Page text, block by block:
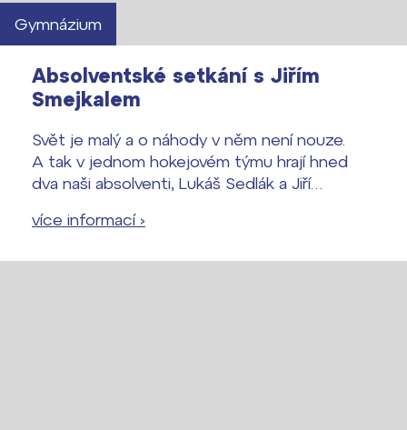
Gymnázium
Absolventské setkání s Jiřím
Smejkalem
Svět je malý a o náhody v něm není nouze.
A tak v jednom hokejovém týmu hrají hned
dva naši absolventi, Lukáš Sedlák a Jiří
více informací ›